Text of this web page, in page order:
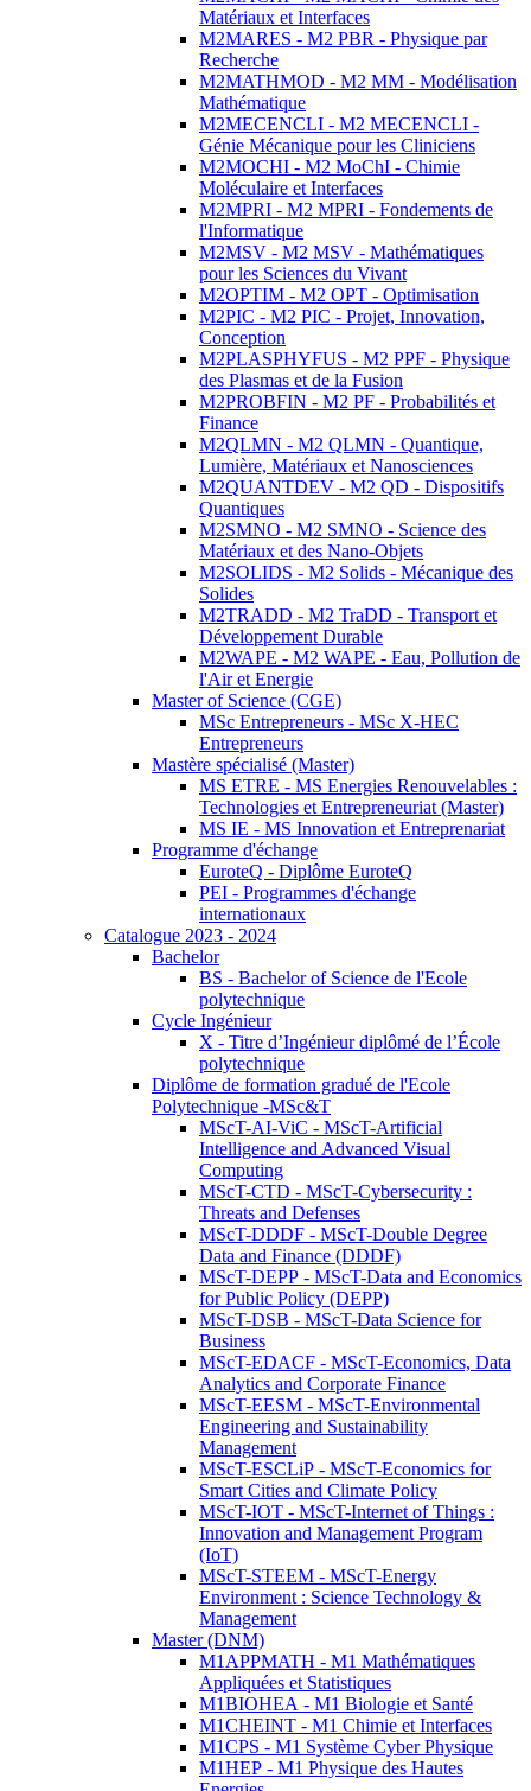
Matériaux et Interfaces
M2MARES - M2 PBR - Physique par
Recherche
M2MATHMOD - M2 MM - Modélisation
Mathématique
M2MECENCLI - M2 MECENCLI -
Génie Mécanique pour les Cliniciens
M2MOCHI - M2 MoChI - Chimie
Moléculaire et Interfaces
M2MPRI - M2 MPRI - Fondements de
l'Informatique
M2MSV - M2 MSV - Mathématiques
pour les Sciences du Vivant
M2OPTIM - M2 OPT - Optimisation
M2PIC - M2 PIC - Projet, Innovation,
Conception
M2PLASPHYFUS - M2 PPF - Physique
des Plasmas et de la Fusion
M2PROBFIN - M2 PF - Probabilités et
Finance
M2QLMN - M2 QLMN - Quantique,
Lumière, Matériaux et Nanosciences
M2QUANTDEV - M2 QD - Dispositifs
Quantiques
M2SMNO - M2 SMNO - Science des
Matériaux et des Nano-Objets
M2SOLIDS - M2 Solids - Mécanique des
Solides
M2TRADD - M2 TraDD - Transport et
Développement Durable
M2WAPE - M2 WAPE - Eau, Pollution de
l'Air et Energie
Master of Science (CGE)
MSc Entrepreneurs - MSc X-HEC
Entrepreneurs
Mastère spécialisé (Master)
MS ETRE - MS Energies Renouvelables :
Technologies et Entrepreneuriat (Master)
MS IE - MS Innovation et Entreprenariat
Programme d'échange
EuroteQ - Diplôme EuroteQ
PEI - Programmes d'échange
internationaux
Catalogue 2023 - 2024
Bachelor
BS - Bachelor of Science de l'Ecole
polytechnique
Cycle Ingénieur
X - Titre d’Ingénieur diplômé de l’École
polytechnique
Diplôme de formation gradué de l'Ecole
Polytechnique -MSc&T
MScT-AI-ViC - MScT-Artificial
Intelligence and Advanced Visual
Computing
MScT-CTD - MScT-Cybersecurity :
Threats and Defenses
MScT-DDDF - MScT-Double Degree
Data and Finance (DDDF)
MScT-DEPP - MScT-Data and Economics
for Public Policy (DEPP)
MScT-DSB - MScT-Data Science for
Business
MScT-EDACF - MScT-Economics, Data
Analytics and Corporate Finance
MScT-EESM - MScT-Environmental
Engineering and Sustainability
Management
MScT-ESCLiP - MScT-Economics for
Smart Cities and Climate Policy
MScT-IOT - MScT-Internet of Things :
Innovation and Management Program
(IoT)
MScT-STEEM - MScT-Energy
Environment : Science Technology &
Management
Master (DNM)
M1APPMATH - M1 Mathématiques
Appliquées et Statistiques
M1BIOHEA - M1 Biologie et Santé
M1CHEINT - M1 Chimie et Interfaces
M1CPS - M1 Système Cyber Physique
M1HEP - M1 Physique des Hautes